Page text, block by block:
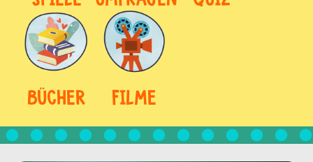
BÜCHER FILME